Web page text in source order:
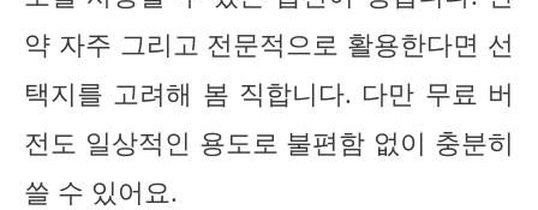
약 자주 그리고 전문적으로 활용한다면 선
택지를 고려해 봄 직합니다. 다만 무료 버
전도 일상적인 용도로 불편함 없이 충분히
쓸 수 있어요.